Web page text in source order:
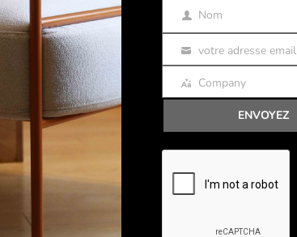
Nom Nom
Email votre adresse email
CompanyCompany
ENVOYEZ